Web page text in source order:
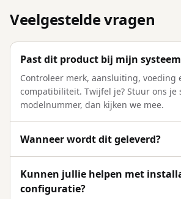
Veelgestelde vragen
Past dit product bij mijn
Controleer merk, aansluiting, voeding
compatibiliteit. Twijfel je? Stuur ons je
modelnummer, dan kijken we mee.
Wanneer wordt dit geleverd?
Kunnen jullie helpen met
configuratie?